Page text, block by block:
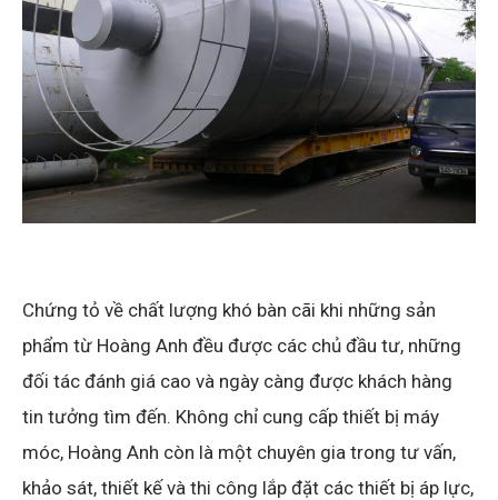
Chứng tỏ về chất lượng khó bàn cãi khi những sản
phẩm từ Hoàng Anh đều được các chủ đầu tư, những
đối tác đánh giá cao và ngày càng được khách hàng
tin tưởng tìm đến. Không chỉ cung cấp thiết bị máy
móc, Hoàng Anh còn là một chuyên gia trong tư vấn,
khảo sát, thiết kế và thi công lắp đặt các thiết bị áp lực,